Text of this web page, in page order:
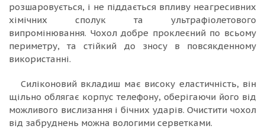
розшаровується, і не піддається впливу неагресивних
хімічних сполук та ультрафіолетового
випромінювання. Чохол добре проклеєний по всьому
периметру, та стійкий до зносу в повсякденному
використанні.
Силіконовий вкладиш має високу еластичність, він
щільно облягає корпус телефону, оберігаючи його від
можливого вислизання і бічних ударів. Очистити чохол
від забруднень можна вологими серветками.